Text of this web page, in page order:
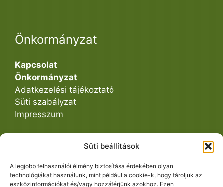
Süti beállítások
A legjobb felhasználói élmény biztosítása érdekében olyan
technológiákat használunk, mint például a cookie-k, hogy tároljuk az
eszközinformációkat és/vagy hozzáférjünk azokhoz. Ezen
Önkormányzat
Kapcsolat
Önkormányzat
Adatkezelési tájékoztató
Süti szabályzat
Impresszum
Közös Hivatal